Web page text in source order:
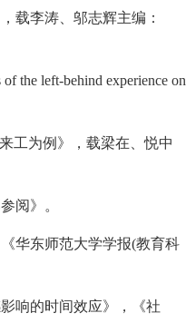
载李涛、邬志辉主编：
the left-behind experience on
工为例》，载梁在、悦中
阅》。
华东师范大学学报(教育科
响的时间效应》，《社